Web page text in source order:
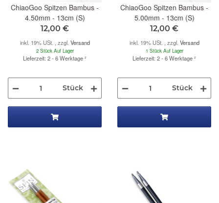
ChiaoGoo Spitzen Bambus -
4.50mm - 13cm (S)
12,00 €
inkl. 19% USt. , zzgl. Versand
2 Stück Auf Lager
Lieferzeit: 2 - 6 Werktage²
Stück
ChiaoGoo Spitzen Bambus -
5.00mm - 13cm (S)
12,00 €
inkl. 19% USt. , zzgl. Versand
1 Stück Auf Lager
Lieferzeit: 2 - 6 Werktage²
Stück